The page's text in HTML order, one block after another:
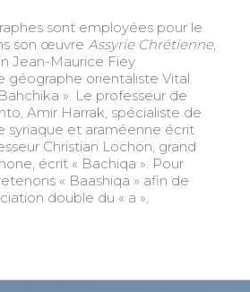
sont employées pour le
son œuvre Assyrie Chrétienne,
Jean-Maurice Fiey
géographe orientaliste Vital
». Le professeur de
Amir Harrak, spécialiste de
syriaque et araméenne écrit
Christian Lochon, grand
écrit « Bachiqa ». Pour
« Baashiqa » afin de
double du « a ».